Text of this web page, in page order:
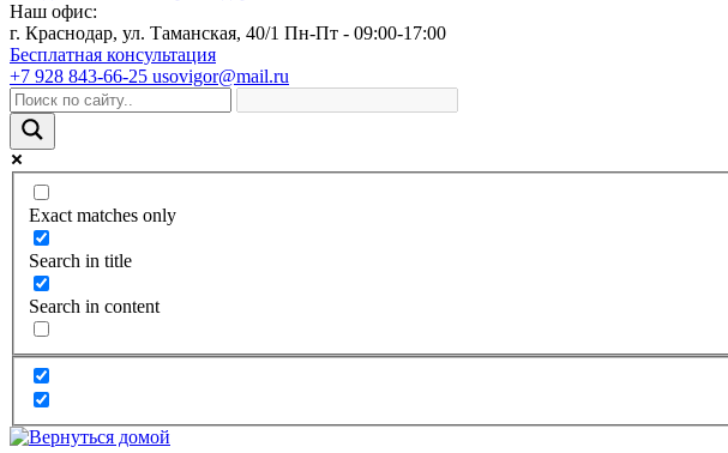
Наш офис:
г. Краснодар, ул. Таманская, 40/1 Пн-Пт - 09:00-17:00
Бесплатная консультация
+7 928 843-66-25 usovigor@mail.ru
Exact matches only
Search in title
Search in content